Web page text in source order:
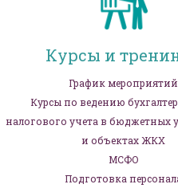
Курсы и
График мероприятий
Курсы по ведению
налогового учета в бюджетных
и объектах ЖКХ
МСФО
Подготовка